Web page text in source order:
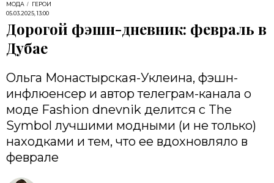
МОДА
ГЕРОИ
05.03.2025, 13:00
Дорогой фэшн-дневник: февраль в
Дубае
Ольга Монастырская-Уклеина, фэшн-
инфлюенсер и автор телеграм-канала о
моде Fashion dnevnik делится с The
Symbol лучшими модными (и не только)
находками и тем, что ее вдохновляло в
феврале